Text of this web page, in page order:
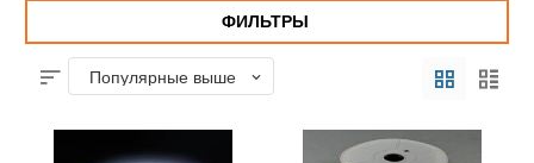
ФИЛЬТРЫ
Популярные выше